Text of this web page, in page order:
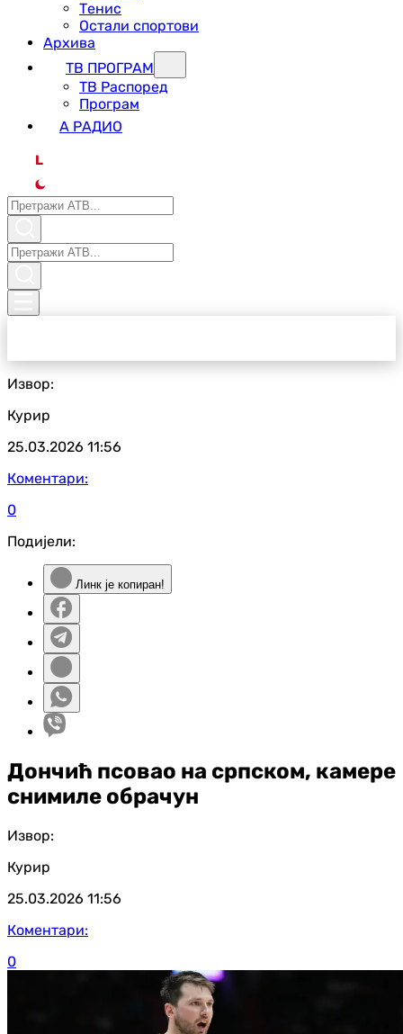
Тенис
Остали спортови
Архива
ТВ ПРОГРАМ
ТВ Распоред
Програм
А РАДИО
L
Извор:
Курир
25.03.2026 11:56
Коментари:
0
Подијели:
Линк је копиран!
Дончић псовао на српском, камере
снимиле обрачун
Извор:
Курир
25.03.2026 11:56
Коментари:
0